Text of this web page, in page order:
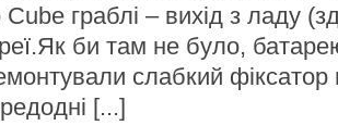
граблі – вихід з ладу
би там не було,
слабкий фіксатор
[...]